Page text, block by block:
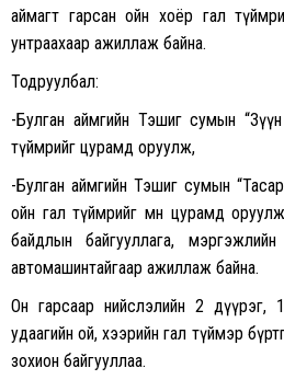
аймагт гарсан ойн хоёр гал
унтраахаар ажиллаж байна.
Тодруулбал:
-Булган аймгийн Тэшиг сумын
түймрийг цурамд оруулж,
-Булган аймгийн Тэшиг сумын
ойн гал түймрийг мөн цурамд
байдлын байгууллага,
автомашинтайгаар ажиллаж байна.
Он гарсаар нийслэлийн 2 дүүрэг,
удаагийн ой, хээрийн гал түймэр
зохион байгууллаа.